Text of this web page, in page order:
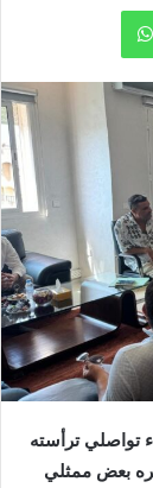
18 شتنبر2024، عقد لقاء تواصلي ترأسته
بعض ممثلي